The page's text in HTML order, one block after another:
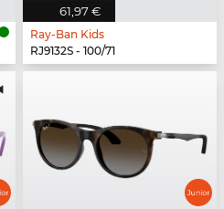
61,97 €
Ray-Ban Kids
RJ9132S - 100/71